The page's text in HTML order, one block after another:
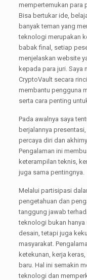
mempertemukan para
Bisa bertukar ide,
banyak teman yang
teknologi merupakan
babak final, setiap
menjelaskan website
kepada para juri.
CryptoVault secara
membantu pengguna
serta cara penting
Pada awalnya saya
berjalannya
percaya diri dan
Pengalaman ini
keterampilan teknis,
juga sama pentingnya.
Melalui partisipasi
pengetahuan dan
tanggung jawab
teknologi bukan hanya
desain, tetapi juga
masyarakat.
ketekunan, kerja
baru. Hal ini semakin
teknologi dan